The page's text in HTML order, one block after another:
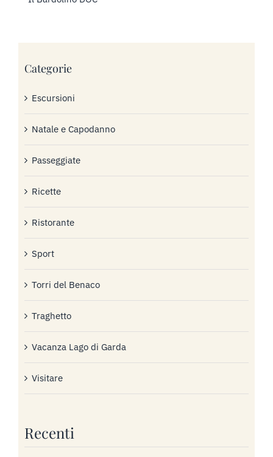
Categorie
Escursioni
Natale e Capodanno
Passeggiate
Ricette
Ristorante
Sport
Torri del Benaco
Traghetto
Vacanza Lago di Garda
Visitare
Recenti